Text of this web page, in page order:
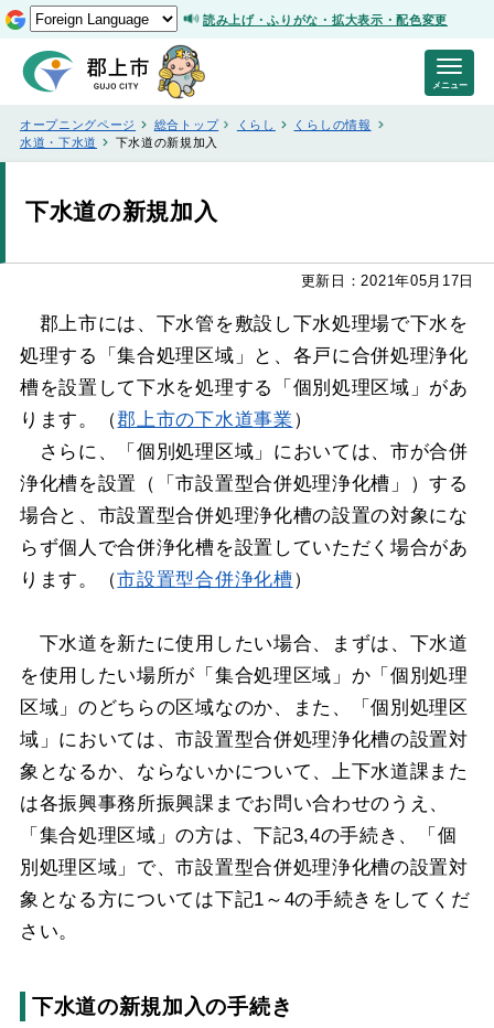
読み上げ・ふりがな・拡大表示・配色変更
オープニングページ 総合トップ くらし
くらしの情報
水道・下水道
下水道の新規加入
下水道の新規加入
更新日：2021年05月17日
郡上市には、下水管を敷設し下水処理場で下水を
処理する「集合処理区域」と、各戸に合併処理浄化
槽を設置して下水を処理する「個別処理区域」があ
ります。（郡上市の下水道事業 ）
さらに、「個別処理区域」においては、市が合併
浄化槽を設置（「市設置型合併処理浄化槽」）する
場合と、市設置型合併処理浄化槽の設置の対象にな
らず個人で合併浄化槽を設置していただく場合があ
ります。（市設置型合併浄化槽）
下水道を新たに使用したい場合、まずは、下水道
を使用したい場所が「集合処理区域」か「個別処理
区域」のどちらの区域なのか、また、「個別処理区
域」においては、市設置型合併処理浄化槽の設置対
象となるか、ならないかについて、上下水道課また
は各振興事務所振興課までお問い合わせのうえ、
「集合処理区域」の方は、下記3,4の手続き、「個
別処理区域」で、市設置型合併処理浄化槽の設置対
象となる方については下記1～4の手続きをしてくだ
さい。
下水道の新規加入の手続き
メニュー